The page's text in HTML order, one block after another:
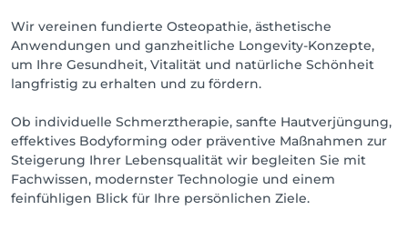
Wir vereinen fundierte Osteopathie, ästhetische
Anwendungen und ganzheitliche Longevity-Konzepte,
um Ihre Gesundheit, Vitalität und natürliche Schönheit
langfristig zu erhalten und zu fördern.
Ob individuelle Schmerztherapie, sanfte Hautverjüngung,
effektives Bodyforming oder präventive Maßnahmen zur
Steigerung Ihrer Lebensqualität wir begleiten Sie mit
Fachwissen, modernster Technologie und einem
feinfühligen Blick für Ihre persönlichen Ziele.